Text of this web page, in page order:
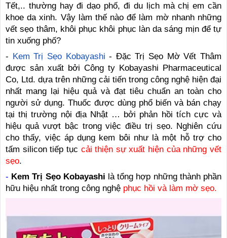
Tết,.. thường hay đi dạo phố, đi du lịch mà chị em cần
khoe da xinh. Vậy làm thế nào để làm mờ nhanh những
vết sẹo thâm, khôi phục khôi phục làn da sáng mịn để tự
tin xuống phố?
- Kem Trị Sẹo Kobayashi - Đặc Trị Sẹo Mờ Vết Thâm
được sản xuất bởi Công ty Kobayashi Pharmaceutical
Co, Ltd. dựa trên những cải tiến trong công nghệ hiện đại
nhất mang lại hiệu quả và đạt tiêu chuẩn an toàn cho
người sử dụng. Thuốc được dùng phổ biến và bán chạy
tại thị trường nội địa Nhật … bởi phản hồi tích cực và
hiệu quả vượt bậc trong việc điều trị sẹo. Nghiên cứu
cho thấy, việc áp dụng kem bôi như là một hỗ trợ cho
tấm silicon tiếp tục cải thiện sự xuất hiện của những vết
sẹo.
- Kem Trị Sẹo Kobayashi là tổng hợp những thành phần
hữu hiệu nhất trong công nghệ phục hồi và làm mờ sẹo.